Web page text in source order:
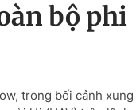
bộ phi
trong bối cảnh xung